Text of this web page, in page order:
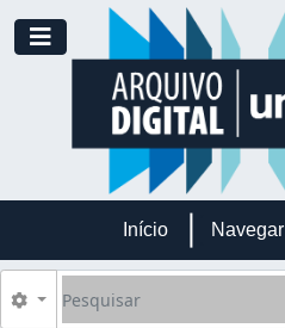
Skip to main content
Toggle navigation
Início Navegar
Pesquisar
Opções de busca